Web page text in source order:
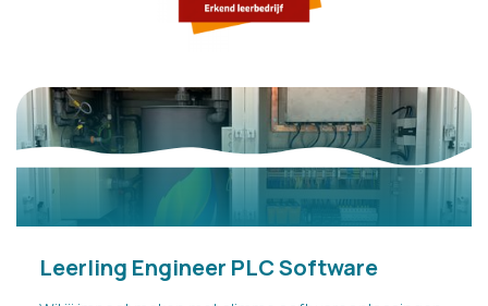
Leerling Engineer PLC Software